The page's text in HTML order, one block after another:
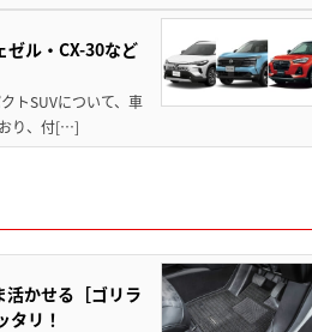
ゼル・CX-30など
トSUVについて、車
り、付[…]
かせる［ゴリラ
タリ！